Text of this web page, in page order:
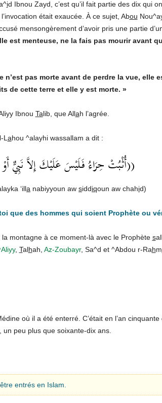
id Ibnou Zayd, c’est qu’il fait partie des dix qui
était exaucée. À ce sujet, Abou
mensongèrement d’avoir pris une partie
est menteuse, ne la fais pas mourir avant
n’est pas morte avant de perdre la vue, elle
de cette terre et elle y est morte. »
Ibnou Talib, que Allah l’agrée.
L ahou ^alayhi wassallam a dit :
((أُثْبُتْ حِرَاءُ فَلَيْسَ عَلَيْكَ إِلاَّ نَبِيٌّ
‘illa nabiyyoun aw siddiqoun aw chahid)
que des hommes qui soient Prophète ou
montagne à ce moment-là avec le Prophète s
, Talhah, Az-Zoubayr, Sa^d et ^Abdou r-Rahm
où il a été enterré. C’était en l’an cinquante
peu plus que soixante-dix ans.
entrés en Islam.